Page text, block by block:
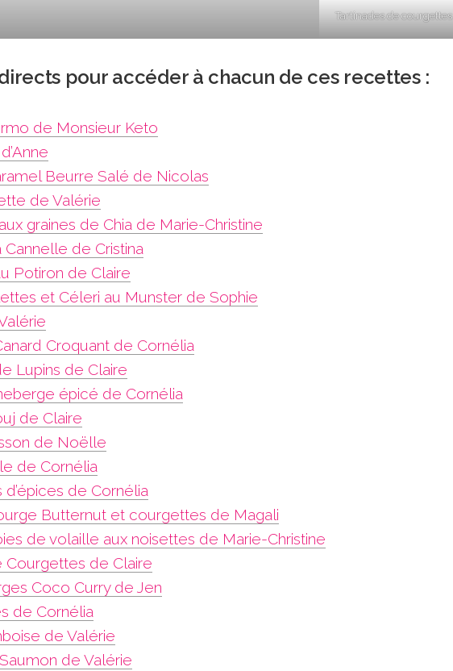
Tartinades de courgettes
pour accéder à chacun de ces recettes :
de Monsieur Keto
Beurre Salé de Nicolas
de Valérie
graines de Chia de Marie-Christine
de Cristina
Potiron de Claire
et Céleri au Munster de Sophie
Croquant de Cornélia
Lupins de Claire
épicé de Cornélia
de Claire
de Noëlle
de Cornélia
d’épices de Cornélia
Butternut et courgettes de Magali
de volaille aux noisettes de Marie-Christine
Courgettes de Claire
Coco Curry de Jen
de Cornélia
de Valérie
de Valérie